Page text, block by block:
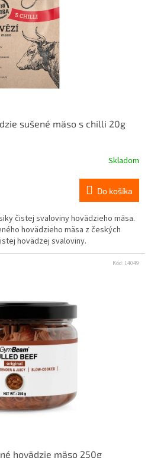
sušené mäso s chilli 20g
Skladom
Do košíka
čistej svaloviny hovädzieho mäsa.
hovädzieho mäsa z českých
hovädzej svaloviny.
hovädzie mäso 250g
Kód: 14049